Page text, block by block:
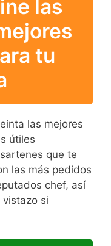
las
tu
las mejores
útiles
que te
las más pedidos
chef, así
si